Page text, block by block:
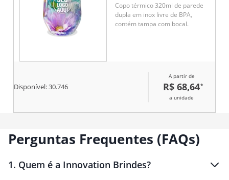
Copo térmico 320ml de parede
dupla em inox livre de BPA,
contém tampa com bocal.
Disponível:30.746
A partir de
R$ 68,64*
a unidade
Perguntas Frequentes (FAQs)
1. Quem é a Innovation Brindes?